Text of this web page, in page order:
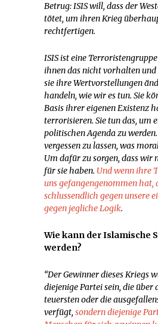
Betrug: ISIS will, dass der
tötet, um ihren Krieg
rechtfertigen.
ISIS ist eine
ihnen das nicht vorhalten
sie ihre Wertvorstellungen
handeln, wie wir es tun. Sie
Basis ihrer eigenen Existenz
terrorisieren. Sie tun das, um
politischen Agenda zu
vergessen zu lassen, was
Um dafür zu sorgen, dass wir
für sie haben. Und wenn ihre
uns gefangengenommen
schlussendlich gegen unsere
gegen jegliche Logik.
Wie kann der Islamische
werden?
“Der Gewinner dieses Kriegs
diejenige Partei sein, die über
teuersten oder die
verfügt, sondern diejenige